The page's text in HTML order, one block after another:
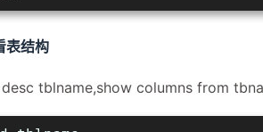
表结构
desc tblname,show columns from